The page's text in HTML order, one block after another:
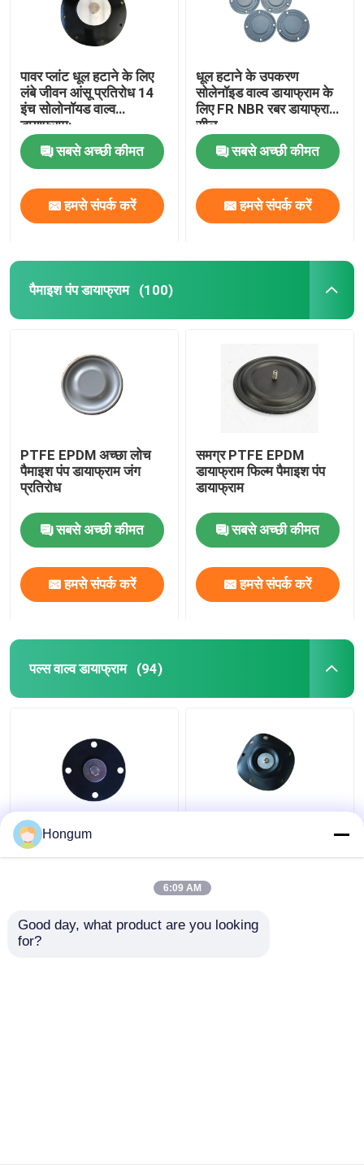
पावर प्लांट धूल हटाने के लिए
लंबे जीवन आंसू प्रतिरोध 14
इंच सोलोनॉयड वाल्व
डायाफ्राम:
सबसे अच्छी कीमत
हमसे संपर्क करें
धूल हटाने के उपकरण
सोलेनॉइड वाल्व डायाफ्राम के
लिए FR NBR रबर डायाफ्राम
सील
सबसे अच्छी कीमत
हमसे संपर्क करें
पैमाइश पंप डायाफ्राम (100)
PTFE EPDM अच्छा लोच
पैमाइश पंप डायाफ्राम जंग
प्रतिरोध
सबसे अच्छी कीमत
हमसे संपर्क करें
समग्र PTFE EPDM
डायाफ्राम फिल्म पैमाइश पंप
डायाफ्राम
सबसे अच्छी कीमत
हमसे संपर्क करें
पल्स वाल्व डायाफ्राम (94)
सीआर एफआर फ़िल्टर पल्स
वाल्व डायाफ्राम एजिंग प्रतिरोध
Hongum
6:09 AM
Good day, what product are you looking
for?